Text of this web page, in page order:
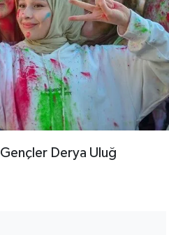
Derya Uluğ